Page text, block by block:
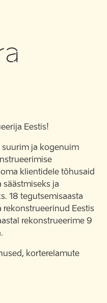
Eestis!
suurim ja kogenuim
klientidele tõhusaid
säästmiseks ja
18 tegutsemisaasta
Eestis
rekonstrueerime 9
korterelamute